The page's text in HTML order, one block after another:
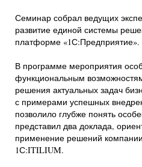
Семинар собрал ведущих
развитие единой системы
платформе «1С:Предприятие».
В программе мероприятия
функциональным
решения актуальных задач
с примерами успешных
позволило глубже понять
представил два доклада,
применение решений
1С:ITILIUM.